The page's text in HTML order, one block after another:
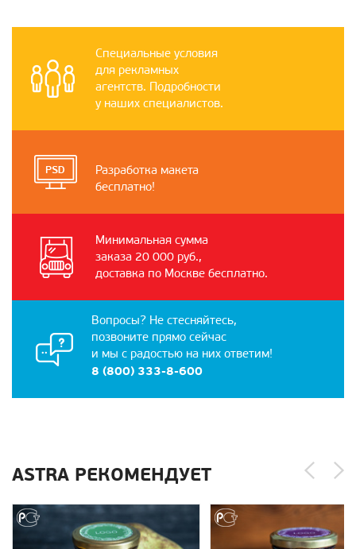
Специальные условия
для рекламных
агентств. Подробности
у наших специалистов.
Разработка макета
бесплатно!
Минимальная сумма
заказа 20 000 руб.,
доставка по Москве бесплатно.
Вопросы? Не стесняйтесь,
позвоните прямо сейчас
и мы с радостью на них ответим!
8 (800) 333-8-600
ASTRA РЕКОМЕНДУЕТ